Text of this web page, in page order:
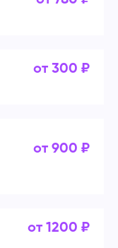
от 300 ₽
от 900 ₽
от 1200 ₽